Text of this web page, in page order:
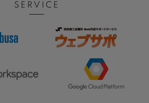
SERVICE